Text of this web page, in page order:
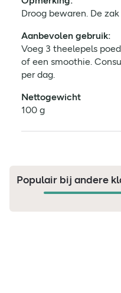
Droog bewaren. De
Aanbevolen gebruik:
Voeg 3 theelepels
of een smoothie.
per dag.
Nettogewicht
100 g
Populair bij andere